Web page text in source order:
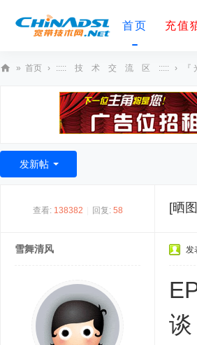
首页 充值
术
» 首页 › ::::: 技 术 交 流 区 ::::: › 『
发新帖
查看: 138382 回复: 58 [晒
雪舞清风 发